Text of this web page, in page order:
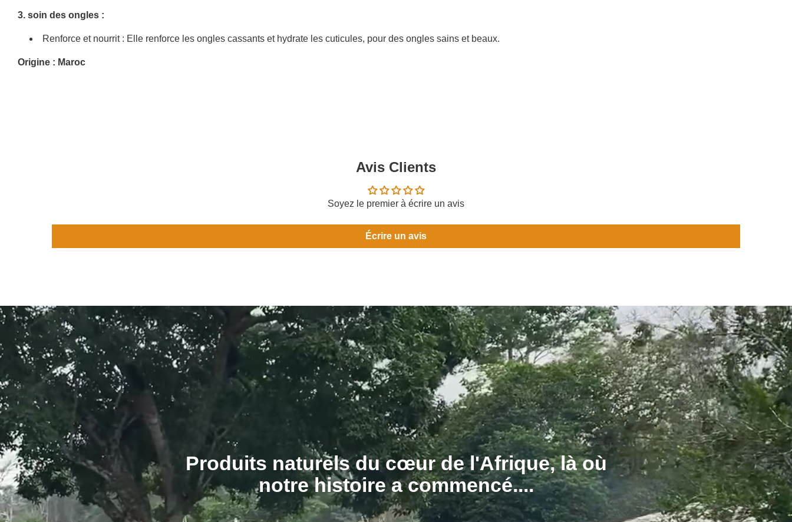
3. soin des ongles :
Renforce et nourrit : Elle renforce les ongles cassants et hydrate les cuticules, pour des ongles sains et beaux.
Origine : Maroc
Avis Clients
Soyez le premier à écrire un avis
Écrire un avis
Produits naturels du cœur de l'Afrique, là où
notre histoire a commencé....